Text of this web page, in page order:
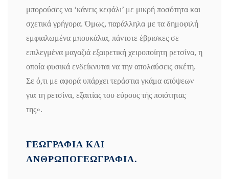
μπορούσες να ‘κάνεις κεφάλι’ με μικρή ποσότητα και
σχετικά γρήγορα. Όμως, παράλληλα με τα δημοφιλή
εμφιαλωμένα μπουκάλια, πάντοτε έβρισκες σε
επιλεγμένα μαγαζιά εξαιρετική χειροποίητη ρετσίνα, η
οποία φυσικά ενδείκνυται να την απολαύσεις σκέτη.
Σε ό,τι με αφορά υπάρχει τεράστια γκάμα απόψεων
για τη ρετσίνα, εξαιτίας του εύρους τής ποιότητας
της».
ΓΕΩΓΡΑΦΙΑ ΚΑΙ
ΑΝΘΡΩΠΟΓΕΩΓΡΑΦΙΑ.